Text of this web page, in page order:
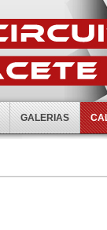
GALERIAS